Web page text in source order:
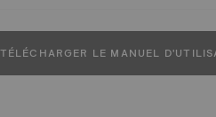
TÉLÉCHARGER LE MANUEL